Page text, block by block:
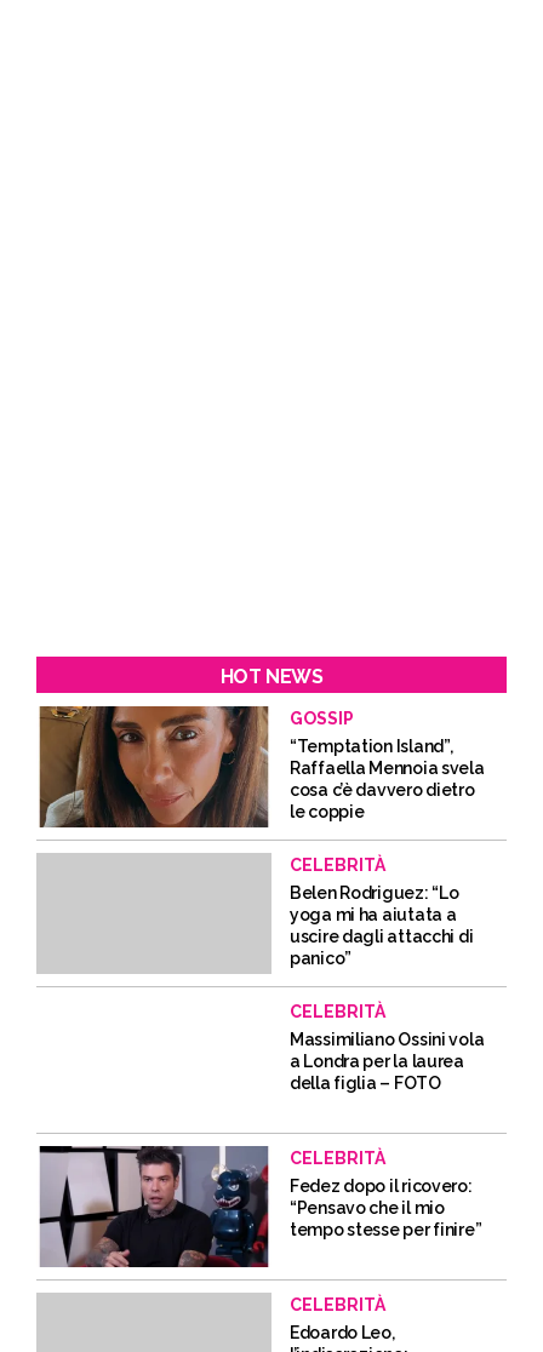
HOT NEWS
GOSSIP
“Temptation Island”,
Raffaella Mennoia svela
cosa c’è davvero dietro
le coppie
CELEBRITÀ
Belen Rodriguez: “Lo
yoga mi ha aiutata a
uscire dagli attacchi di
panico”
CELEBRITÀ
Massimiliano Ossini vola
a Londra per la laurea
della figlia – FOTO
CELEBRITÀ
Fedez dopo il ricovero:
“Pensavo che il mio
tempo stesse per finire”
CELEBRITÀ
Edoardo Leo,